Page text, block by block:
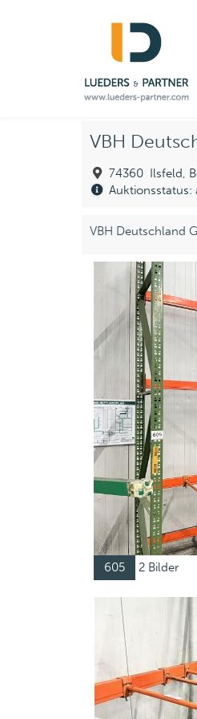
VBH
74360 Ilsfeld,
Auktionsstatus:
VBH Deutschland
605 2 Bilder